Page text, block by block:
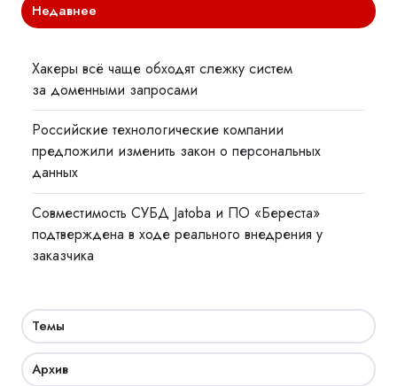
Недавнее
Хакеры всё чаще обходят слежку систем
за доменными запросами
Российские технологические компании
предложили изменить закон о персональных
данных
Совместимость СУБД Jatoba и ПО «Береста»
подтверждена в ходе реального внедрения у
заказчика
Темы
Архив